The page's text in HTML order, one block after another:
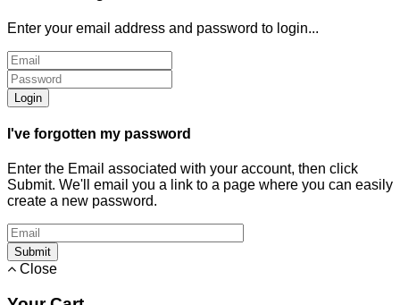
Enter your email address and password to login...
Login
I've forgotten my password
Enter the Email associated with your account, then click
Submit. We'll email you a link to a page where you can easily
create a new password.
Submit
Close